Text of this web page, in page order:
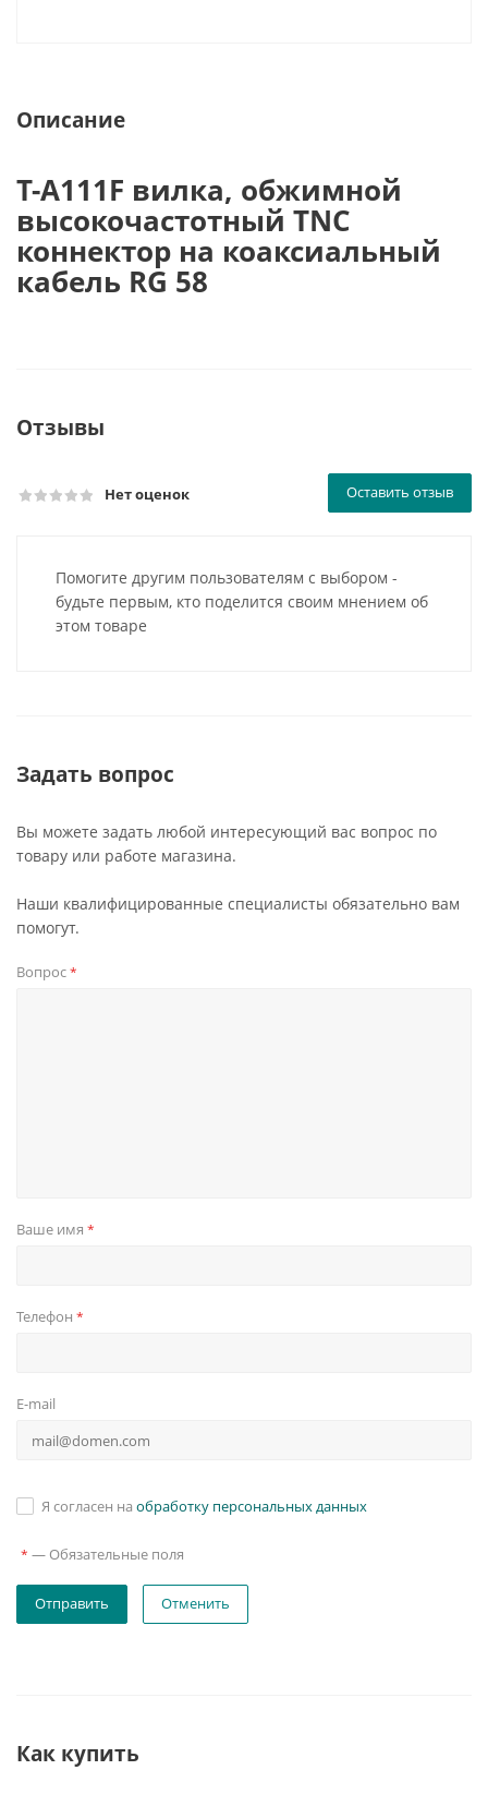
Описание
T-A111F вилка, обжимной
высокочастотный TNC
коннектор на коаксиальный
кабель RG 58
Отзывы
Нет оценок Оставить отзыв
Помогите другим пользователям с выбором -
будьте первым, кто поделится своим мнением об
этом товаре
Задать вопрос
Вы можете задать любой интересующий вас вопрос по
товару или работе магазина.
Наши квалифицированные специалисты обязательно вам
помогут.
Вопрос*
Ваше имя *
Телефон *
E-mail
Я согласен на обработку персональных данных
* — Обязательные поля
Отменить
Как купить